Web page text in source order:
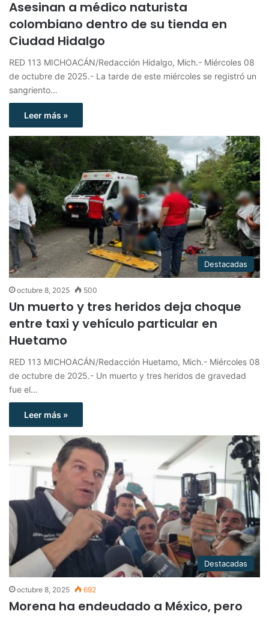
Asesinan a médico naturista
colombiano dentro de su tienda en
Ciudad Hidalgo
RED 113 MICHOACÁN/Redacción Hidalgo, Mich.- Miércoles 08
de octubre de 2025.- La tarde de este miércoles se registró un
sangriento…
Leer más »
Destacadas
octubre 8, 2025 500
Un muerto y tres heridos deja choque
entre taxi y vehículo particular en
Huetamo
RED 113 MICHOACÁN/Redacción Huetamo, Mich.- Miércoles 08
de octubre de 2025.- Un muerto y tres heridos de gravedad
fue el…
Leer más »
Destacadas
octubre 8, 2025 692
Morena ha endeudado a México, pero